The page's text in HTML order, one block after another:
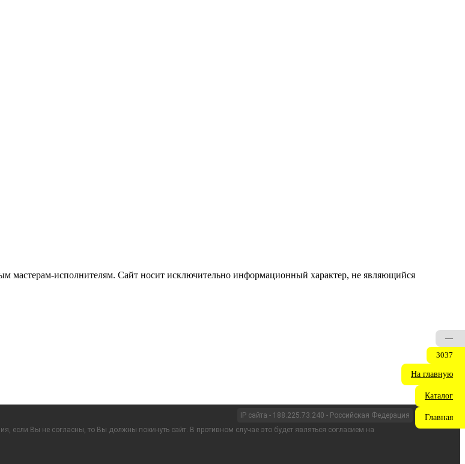
мастерам‑исполнителям. Сайт носит исключительно информационный характер, не являющийся
IP сайта - 188.225.73.240 - Российская Федерация
если Вы не согласны, то Вы должны покинуть сайт. В противном случае это будет являться согласием на
—
3037
На главную
Каталог
Главная